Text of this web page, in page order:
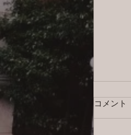
コメント